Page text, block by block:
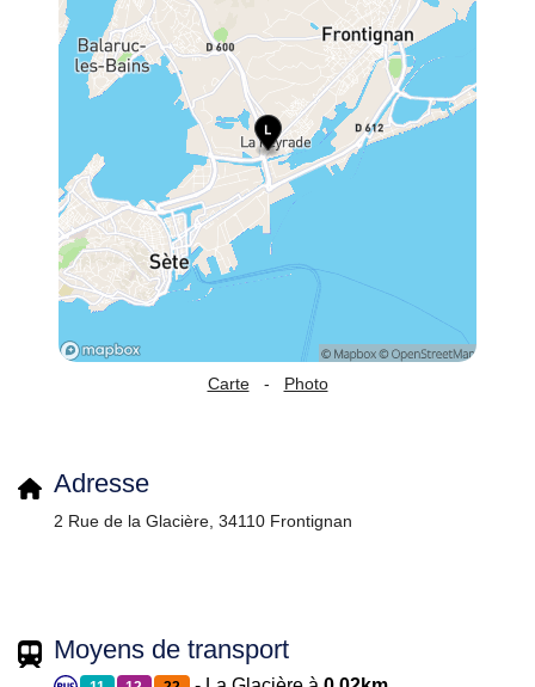
Carte - Photo
Adresse
2 Rue de la Glacière, 34110 Frontignan
Moyens de transport